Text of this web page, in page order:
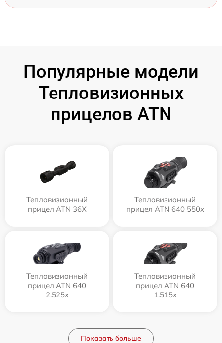
Популярные модели
Тепловизионных
прицелов ATN
Тепловизионный
прицел ATN 36X
Тепловизионный
прицел ATN 640 550x
Тепловизионный
прицел ATN 640
2.525x
Тепловизионный
прицел ATN 640
1.515x
Показать больше